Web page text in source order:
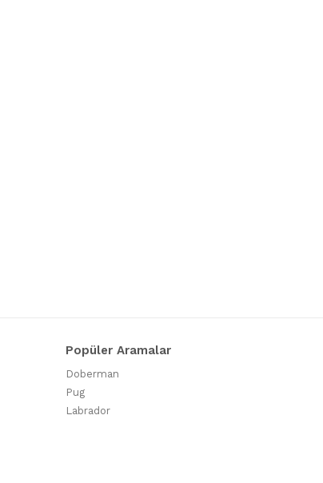
Popüler Aramalar
Doberman
Pug
Labrador